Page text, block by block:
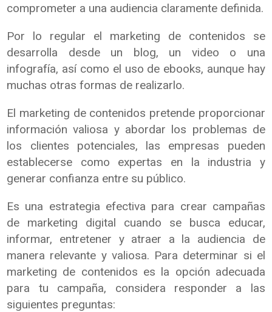
comprometer a una audiencia claramente definida.
Por lo regular el marketing de contenidos se
desarrolla desde un blog, un video o una
infografía, así como el uso de ebooks, aunque hay
muchas otras formas de realizarlo.
El marketing de contenidos pretende proporcionar
información valiosa y abordar los problemas de
los clientes potenciales, las empresas pueden
establecerse como expertas en la industria y
generar confianza entre su público.
Es una estrategia efectiva para crear campañas
de marketing digital cuando se busca educar,
informar, entretener y atraer a la audiencia de
manera relevante y valiosa. Para determinar si el
marketing de contenidos es la opción adecuada
para tu campaña, considera responder a las
siguientes preguntas: